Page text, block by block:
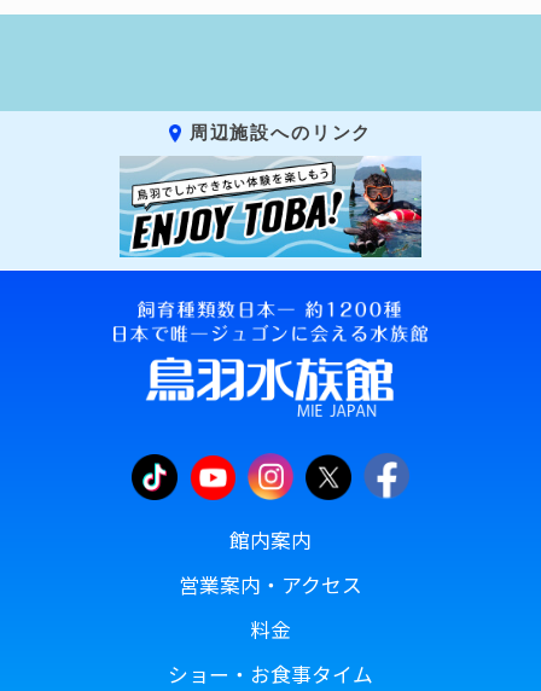
周辺施設へのリンク
館内案内
営業案内・アクセス
料金
ショー・お食事タイム